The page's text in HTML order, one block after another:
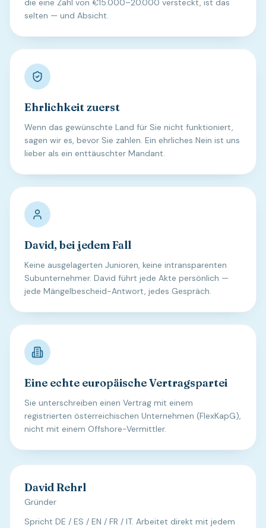
die eine Zahl von €15.000–20.000 versteckt, ist das
selten — und Absicht.
Ehrlichkeit zuerst
Wenn das gewünschte Land für Sie nicht funktioniert,
sagen wir es, bevor Sie zahlen. Ein ehrliches Nein ist uns
lieber als ein enttäuschter Mandant.
David, bei jedem Fall
Keine ausgelagerten Junioren, keine intransparenten
Subunternehmer. David führt jede Akte persönlich —
jede Mängelbescheid-Antwort, jedes Gespräch.
Eine echte europäische Vertragspartei
Sie unterschreiben einen Vertrag mit einem
registrierten österreichischen Unternehmen (FlexKapG),
nicht mit einem Offshore-Vermittler.
David Rehrl
Gründer
Spricht DE / ES / EN / FR / IT. Arbeitet direkt mit jedem